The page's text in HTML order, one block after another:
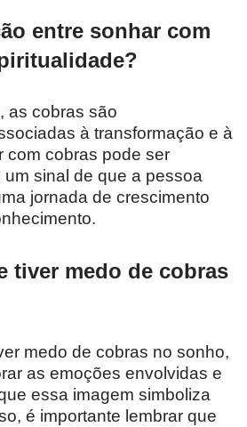
entre sonhar com
as cobras são
à transformação e à
com cobras pode ser
sinal de que a pessoa
jornada de crescimento
tiver medo de cobras
medo de cobras no sonho,
as emoções envolvidas e
essa imagem simboliza
é importante lembrar que